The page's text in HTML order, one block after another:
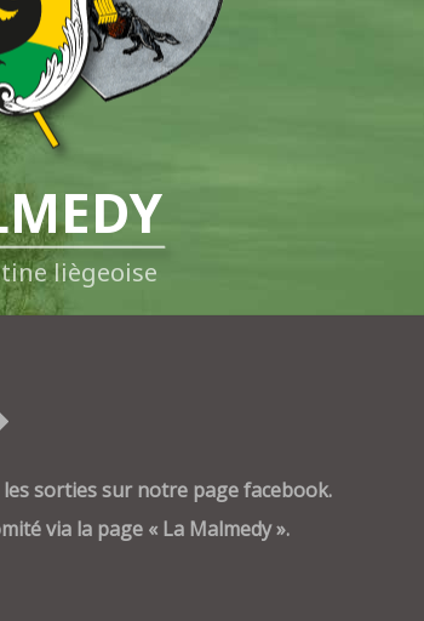
liègeoise
sorties sur notre page facebook.
via la page « La Malmedy ».